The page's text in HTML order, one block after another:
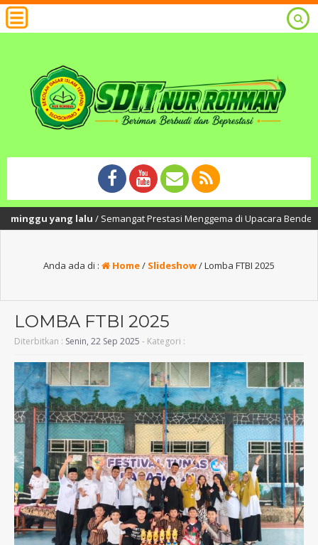
yang lalu/ Semangat Prestasi Menggema di Upacara Bendera
Anda ada di : Home/ Slideshow/Lomba FTBI 2025
LOMBA FTBI 2025
Diterbitkan : Senin, 22 Sep 2025 - Kategori :